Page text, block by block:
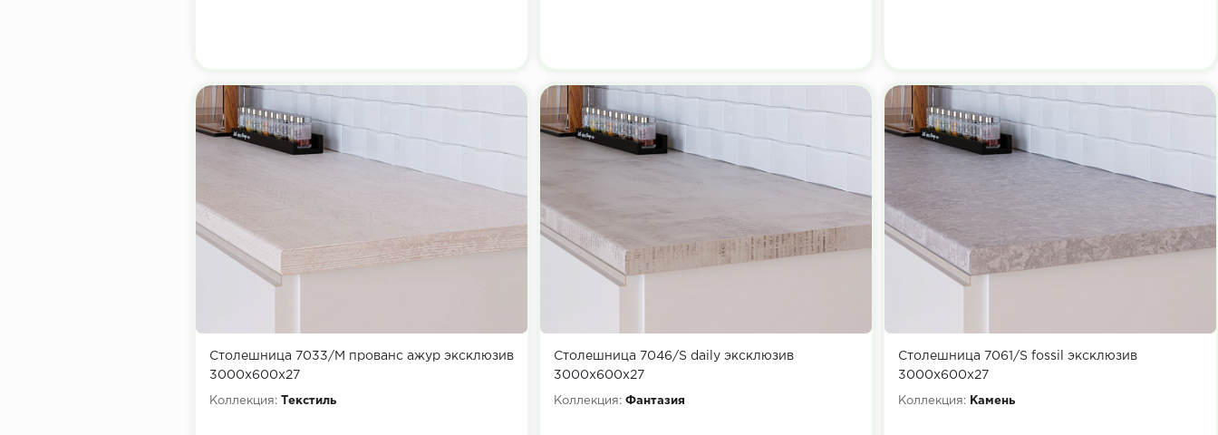
Столешница 7033/М прованс ажур эксклюзив
3000х600х27
Коллекция: Текстиль
Столешница 7046/S daily эксклюзив
3000х600х27
Коллекция: Фантазия
Столешница 7061/S fossil эксклюзив
3000х600х27
Коллекция: Камень